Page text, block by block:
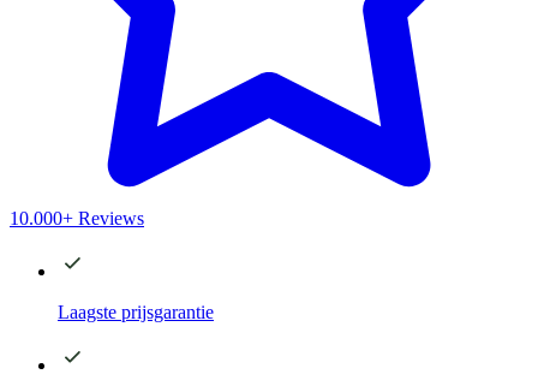
10.000+ Reviews
Laagste prijsgarantie